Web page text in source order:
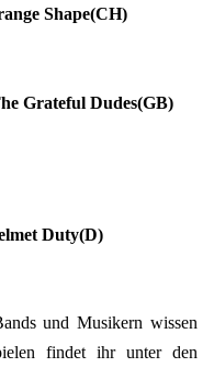
Shape(CH)
Grateful Dudes(GB)
Duty(D)
und Musikern wissen
findet ihr unter den